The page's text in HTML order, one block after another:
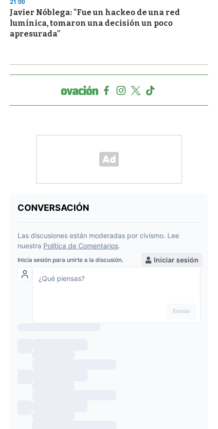
21:00
Javier Nóblega: "Fue un hackeo de una red
lumínica, tomaron una decisión un poco
apresurada"